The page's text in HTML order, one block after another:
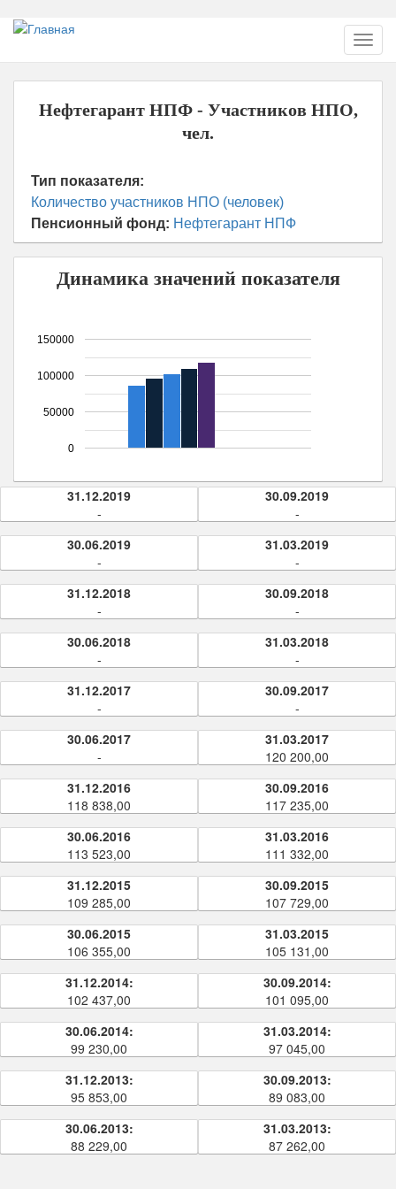
Перейти
основному
содержанию
Нефтегарант НПФ - Участников НПО,
чел.
Тип показателя:
Количество участников НПО (человек)
Пенсионный фонд: Нефтегарант НПФ
Динамика значений показателя
0
50000
100000
150000
31.12.2019
-
30.09.2019
-
30.06.2019
-
31.03.2019
-
31.12.2018
-
30.09.2018
-
30.06.2018
-
31.03.2018
-
31.12.2017
-
30.09.2017
-
30.06.2017
-
31.03.2017
120 200,00
31.12.2016
118 838,00
30.09.2016
117 235,00
30.06.2016
113 523,00
31.03.2016
111 332,00
31.12.2015
109 285,00
30.09.2015
107 729,00
30.06.2015
106 355,00
31.03.2015
105 131,00
31.12.2014:
102 437,00
30.09.2014:
101 095,00
30.06.2014:
99 230,00
31.03.2014:
97 045,00
31.12.2013:
95 853,00
30.09.2013:
89 083,00
30.06.2013:
88 229,00
31.03.2013:
87 262,00